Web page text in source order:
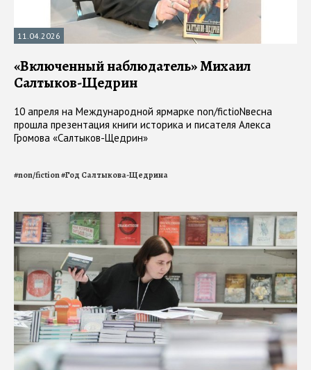
11.04.2026
«Включенный наблюдатель» Михаил
Салтыков-Щедрин
10 апреля на Международной ярмарке non/fictioNвесна
прошла презентация книги историка и писателя Алекса
Громова «Салтыков-Щедрин»
#non/fiction#Год Салтыкова-Щедрина